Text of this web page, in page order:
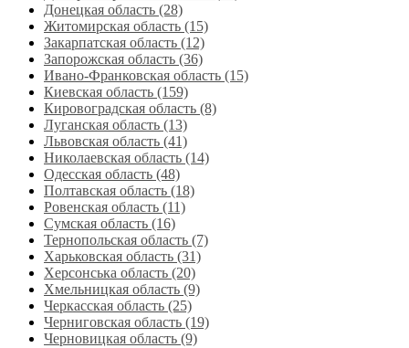
Донецкая область (28)
Житомирская область (15)
Закарпатская область (12)
Запорожская область (36)
Ивано-Франковская область (15)
Киевская область (159)
Кировоградская область (8)
Луганская область‎ (13)
Львовская область‎ (41)
Николаевская область‎ (14)
Одесская область‎ (48)
Полтавская область (18)
Ровенская область‎ (11)
Сумская область‎ (16)
Тернопольская область‎ (7)
Харьковская область‎ (31)
Херсонська область‎ (20)
Хмельницкая область‎ (9)
Черкасская область‎ (25)
Черниговская область (19)
Черновицкая область (9)